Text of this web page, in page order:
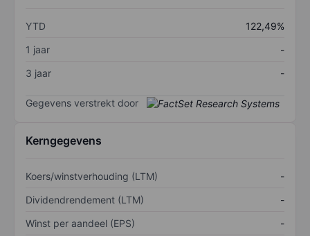
YTD
122,49%
1 jaar
-
3 jaar
-
Gegevens verstrekt door
Kerngegevens
Koers/winstverhouding (LTM)
-
Dividendrendement (LTM)
-
Winst per aandeel (EPS)
-